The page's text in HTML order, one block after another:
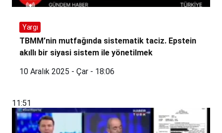
Yargı
TBMM’nin mutfağında sistematik taciz. Epstein
akıllı bir siyasi sistem ile yönetilmek
10 Aralık 2025 - Çar - 18:06
11:51